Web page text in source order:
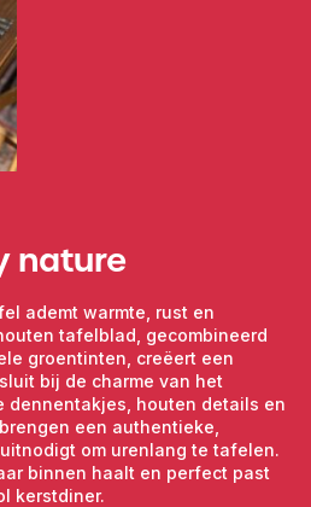
en de Randstad​Broers Verhuur
met bijpassend servies, glaswerk
assortiment.
Verhuur staat klaar om uw
verzorgen.
nature
ademt warmte, rust en
tafelblad, gecombineerd
groentinten, creëert een
bij de charme van het
dennentakjes, houten details en
een authentieke,
om urenlang te tafelen.
binnen haalt en perfect past
kerstdiner.